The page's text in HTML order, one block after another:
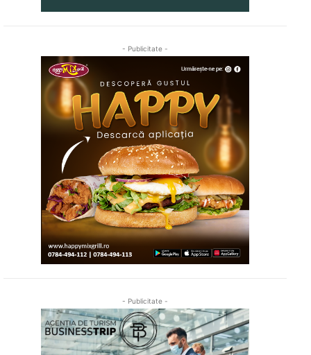
- Publicitate -
- Publicitate -